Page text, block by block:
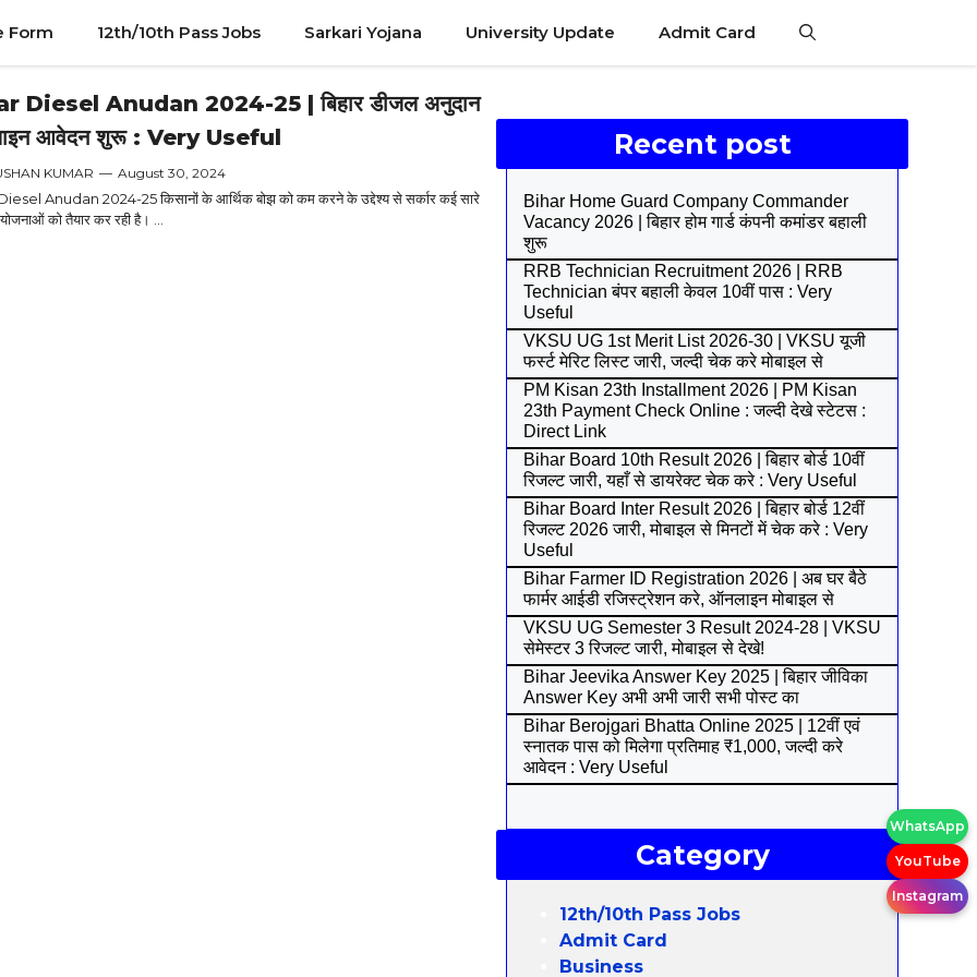
Form 12th/10th Pass Jobs Sarkari Yojana University Update Admit Card
Diesel Anudan 2024-25 | बिहार डीजल अनुदान
आवेदन शुरू : Very Useful
KUMAR — August 30, 2024
Anudan 2024-25 किसानों के आर्थिक बोझ को कम करने के उद्देश्य से सर्कार कई सारे
को तैयार कर रही है। ...
Recent post
Bihar Home Guard Company Commander
Vacancy 2026 | बिहार होम गार्ड कंपनी कमांडर बहाली
शुरू
RRB Technician Recruitment 2026 | RRB
Technician बंपर बहाली केवल 10वीं पास : Very
Useful
VKSU UG 1st Merit List 2026-30 | VKSU यूजी
फर्स्ट मेरिट लिस्ट जारी, जल्दी चेक करे मोबाइल से
PM Kisan 23th Installment 2026 | PM Kisan
23th Payment Check Online : जल्दी देखे स्टेटस :
Direct Link
Bihar Board 10th Result 2026 | बिहार बोर्ड 10वीं
रिजल्ट जारी, यहाँ से डायरेक्ट चेक करे : Very Useful
Bihar Board Inter Result 2026 | बिहार बोर्ड 12वीं
रिजल्ट 2026 जारी, मोबाइल से मिनटों में चेक करे : Very
Useful
Bihar Farmer ID Registration 2026 | अब घर बैठे
फार्मर आईडी रजिस्ट्रेशन करे, ऑनलाइन मोबाइल से
VKSU UG Semester 3 Result 2024-28 | VKSU
सेमेस्टर 3 रिजल्ट जारी, मोबाइल से देखे!
Bihar Jeevika Answer Key 2025 | बिहार जीविका
Answer Key अभी अभी जारी सभी पोस्ट का
Bihar Berojgari Bhatta Online 2025 | 12वीं एवं
स्नातक पास को मिलेगा प्रतिमाह ₹1,000, जल्दी करे
आवेदन : Very Useful
Category
12th/10th Pass Jobs
Admit Card
Business
WhatsApp
YouTube
Instagram